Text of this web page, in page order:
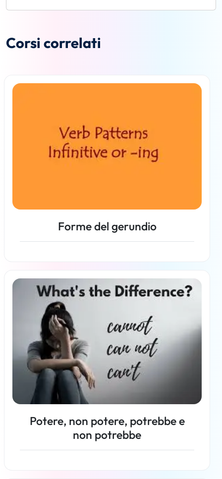
Corsi correlati
Forme del gerundio
Per saperne di più
Potere, non potere, potrebbe e
non potrebbe